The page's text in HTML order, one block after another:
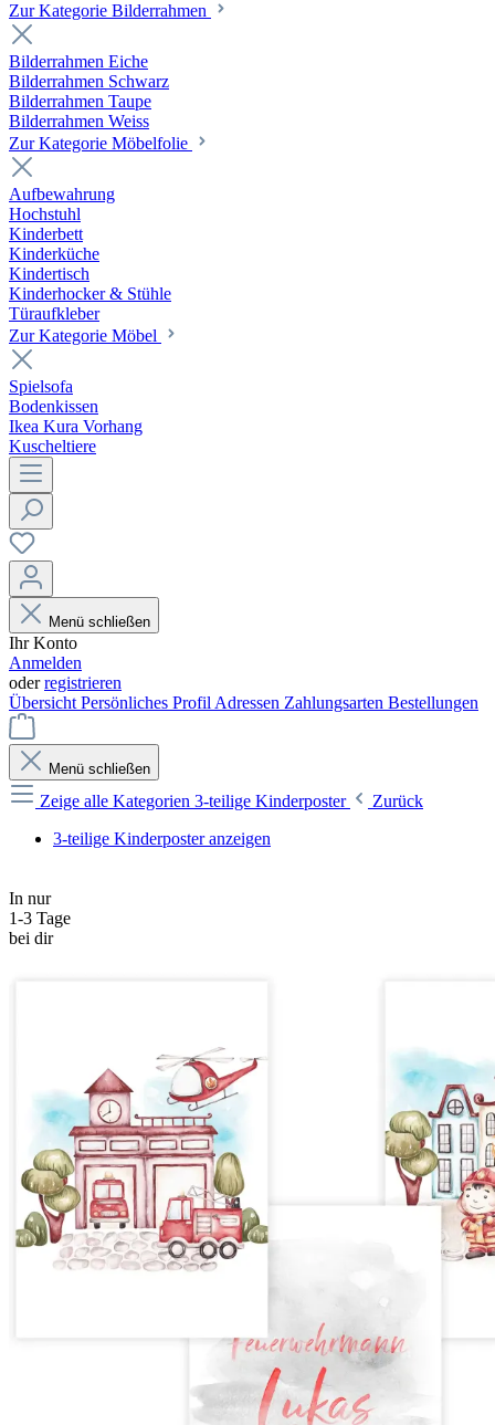
Zur Kategorie Bilderrahmen
Bilderrahmen Eiche
Bilderrahmen Schwarz
Bilderrahmen Taupe
Bilderrahmen Weiss
Zur Kategorie Möbelfolie
Aufbewahrung
Hochstuhl
Kinderbett
Kinderküche
Kindertisch
Kinderhocker & Stühle
Türaufkleber
Zur Kategorie Möbel
Spielsofa
Bodenkissen
Ikea Kura Vorhang
Kuscheltiere
Menü schließen
Ihr Konto
Anmelden
oderregistrieren
Übersicht Persönliches Profil Adressen Zahlungsarten Bestellungen
Menü schließen
Zeige alle Kategorien 3-teilige Kinderposter
Zurück
3-teilige Kinderposter anzeigen
In nur
1-3 Tage
bei dir